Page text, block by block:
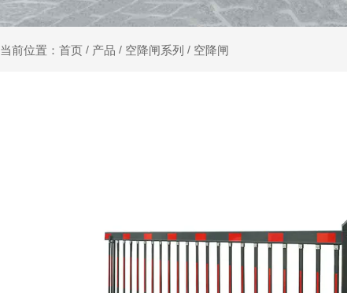
当前位置：首页 / 产品 / 空降闸系列 / 空降闸